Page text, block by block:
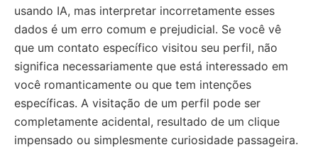
usando IA, mas interpretar incorretamente esses
dados é um erro comum e prejudicial. Se você vê
que um contato específico visitou seu perfil, não
significa necessariamente que está interessado em
você romanticamente ou que tem intenções
específicas. A visitação de um perfil pode ser
completamente acidental, resultado de um clique
impensado ou simplesmente curiosidade passageira.